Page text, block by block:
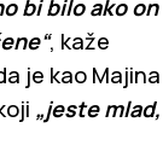
bi bilo ako on
, kaže
je kao Majina
„jeste mlad,